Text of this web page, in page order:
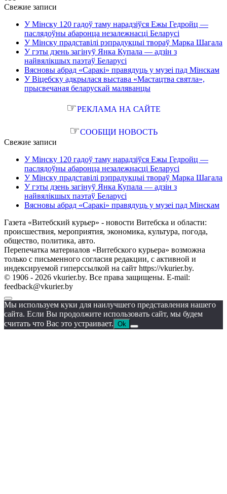
Свежие записи
У Мінску 120 гадоў таму нарадзіўся Ежы Гедройц —
паслядоўны абаронца незалежнасці Беларусі
У Мінску прадставілі рэпрадукцыі твораў Марка Шагала
У гэты дзень загінуў Янка Купала — адзін з
найвялікшых паэтаў Беларусі
Вясновы абрад «Саракі» правядуць у музеі пад Мінскам
У Віцебску адкрылася выстава «Мастацтва святла»,
прысвечаная беларускай маляванцы
☞РЕКЛАМА НА САЙТЕ
☞СООБЩИ НОВОСТЬ
Свежие записи
У Мінску 120 гадоў таму нарадзіўся Ежы Гедройц —
паслядоўны абаронца незалежнасці Беларусі
У Мінску прадставілі рэпрадукцыі твораў Марка Шагала
У гэты дзень загінуў Янка Купала — адзін з
найвялікшых паэтаў Беларусі
Вясновы абрад «Саракі» правядуць у музеі пад Мінскам
Газета «Витебский курьер» - новости Витебска и области:
происшествия, мероприятия, экономика, культура, погода,
общество, политика, авто.
Перепечатка материалов «Витебского курьера» возможна
только с письменного согласия редакции, с активной и
индексируемой гиперссылкой на сайт https://vkurier.by.
© 1906 - 2026 vkurier.by. Все права защищены. E-mail:
feedback@vkurier.by
Мы используем куки для наилучшего представления нашего
сайта. Если Вы продолжите использовать сайт, мы будем
считать что Вас это устраивает. Ok